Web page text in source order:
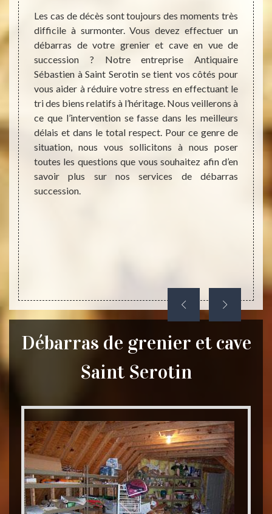
de
à
en
car
faut
que
ce
de
Les cas de décès sont toujours des moments très
difficile à surmonter. Vous devez effectuer un
débarras de votre grenier et cave en vue de
succession ? Notre entreprise Antiquaire
Sébastien à Saint Serotin se tient vos côtés pour
vous aider à réduire votre stress en effectuant le
tri des biens relatifs à l’héritage. Nous veillerons à
ce que l’intervention se fasse dans les meilleurs
délais et dans le total respect. Pour ce genre de
situation, nous vous sollicitons à nous poser
toutes les questions que vous souhaitez afin d’en
savoir plus sur nos services de débarras
succession.
Les
d’y
ce
faire
ont
des
Débarras de grenier et cave
Saint Serotin